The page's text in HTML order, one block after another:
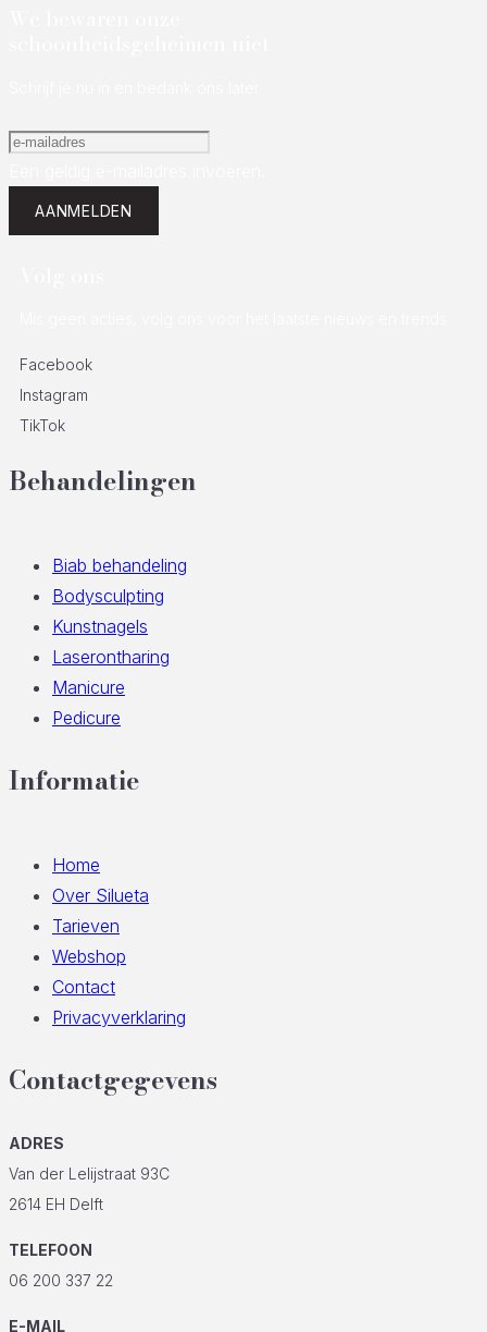
AANMELDEN
Facebook
Instagram
TikTok
Behandelingen
Biab behandeling
Bodysculpting
Kunstnagels
Laserontharing
Manicure
Pedicure
Informatie
Home
Over Silueta
Tarieven
Webshop
Contact
Privacyverklaring
Contactgegevens
ADRES
Van der Lelijstraat 93C
2614 EH Delft
TELEFOON
06 200 337 22
E-MAIL